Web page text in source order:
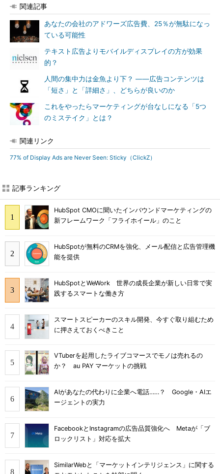
関連記事
あなたの会社のアドワーズ広告費、25％が無駄になっ
ている可能性
テキスト広告よりモバイルディスプレイの方が効果
的？
人間の集中力は金魚より下？ ――広告コンテンツは
「短さ」と「詳細さ」、どちらが良いのか
これをやったらマーケティングが台なしになる「5つ
のミステイク」とは？
関連リンク
77% of Display Ads are Never Seen: Sticky（ClickZ）
記事ランキング
HubSpot CMOに聞いたインバウンドマーケティングの
新フレームワーク「フライホイール」のこと
HubSpotが無料のCRMを強化、メール配信と広告管理機
能を提供
HubSpotとWeWork 世界の成長企業が新しい日常で実
践するスマートな働き方
スマートスピーカーのスキル開発、今すぐ取り組むため
に押さえておくべきこと
VTuberを起用したライブコマースでモノは売れるの
か？ au PAY マーケットの挑戦
AIがあなたの代わりに企業へ電話……？ Google・AIエ
ージェントの実力
FacebookとInstagramの広告品質強化へ Metaが「ブ
ロックリスト」対応を拡大
SimilarWebと「マーケットインテリジェンス」に関する